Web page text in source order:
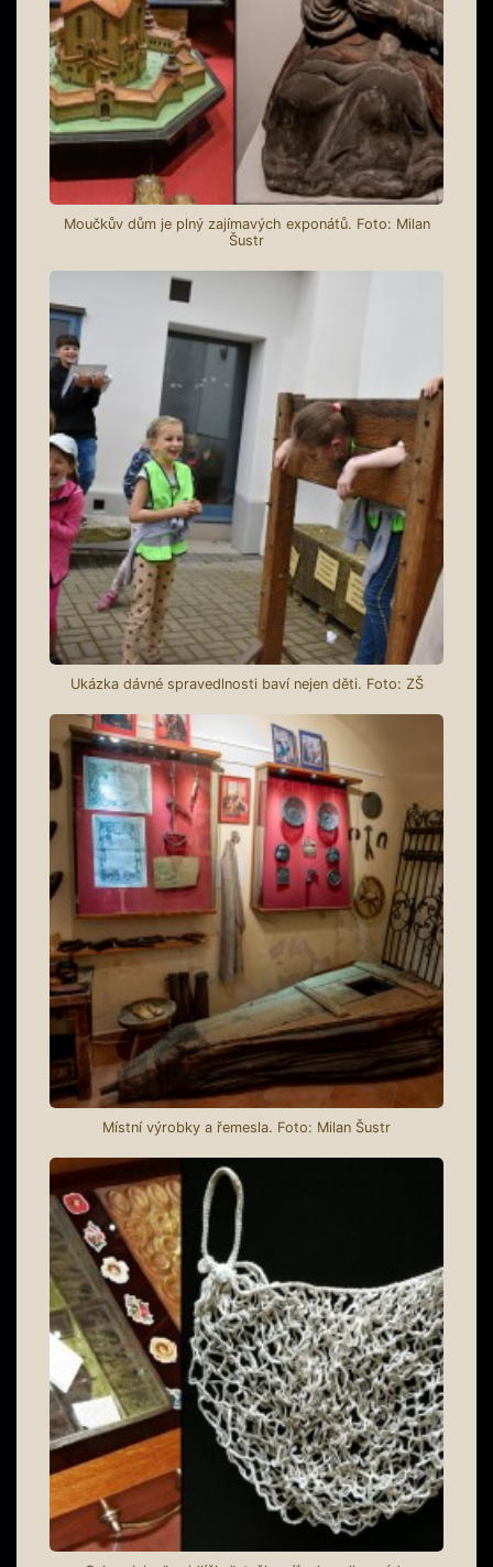
Moučkův dům je plný zajímavých exponátů. Foto: Milan
Šustr
Ukázka dávné spravedlnosti baví nejen děti. Foto: ZŠ
Místní výrobky a řemesla. Foto: Milan Šustr